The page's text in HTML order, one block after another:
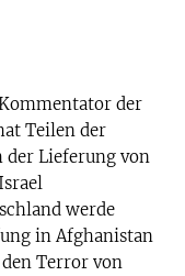
der
Teilen der
der Lieferung von
werde
in Afghanistan
Terror von